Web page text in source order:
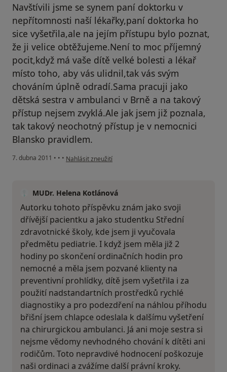
Navštívili jsme se synem paní doktorku v
nepřítomnosti naší lékařky,paní doktorka ho
sice vyšetřila,ale na jejím přístupu bylo poznat,
že ji velice obtěžujeme.Není to moc příjemný
pocit,když má vaše dítě velké bolesti a lékař
místo toho, aby vás ulidnil,tak vás svým
chováním úplně odradí.Sama pracuji jako
dětská sestra v ambulanci v Brně a na takový
přístup nejsem zvyklá.Ale jak jsem již poznala,
tak takový neochotný přístup je v nemocnici
Blansko pravidlem.
7. dubna 2011 • • • podle názoru uživatele Pacient
Nahlásit zneužití
MUDr. Helena Kotlánová
Autorku tohoto příspěvku znám jako svoji
dřívější pacientku a jako studentku Střední
zdravotnické školy, kde jsem ji vyučovala
předmětu pediatrie. I když jsem měla již 2
hodiny po skončení ordinačních hodin pro
nemocné a měla jsem pozvané klienty na
preventivní prohlídky, dítě jsem vyšetřila i za
použití nadstandartních prostředků rychlé
diagnostiky a pro podezdření na náhlou příhodu
břišní jsem chlapce odeslala k dalšímu vyšetření
na chirurgickou ambulanci. Já ani moje sestra si
nejsme vědomy nevhodného chování k dítěti ani
rodičům. Toto nepravdivé hodnocení poškozuje
naši ordinaci a zvážíme další právní kroky.